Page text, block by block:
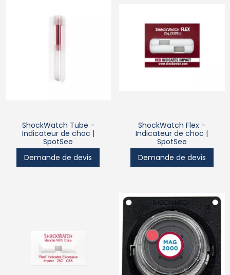
ShockWatch Tube -
Indicateur de choc |
SpotSee
Demande de devis
ShockWatch Flex -
Indicateur de choc |
SpotSee
Demande de devis